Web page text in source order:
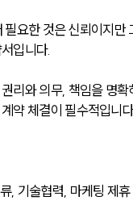
요한 것은 신뢰이지
입니다.
리와 의무, 책임을 명
약 체결이 필수적입니
, 기술협력, 마케팅 제